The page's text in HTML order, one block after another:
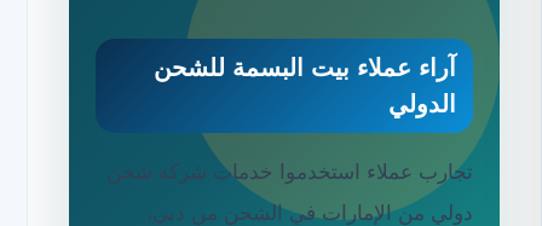
آراء عملاء بيت البسمة للشحن
الدولي
تجارب عملاء استخدموا خدمات شركة شحن
دولي من الإمارات في الشحن من دبي،